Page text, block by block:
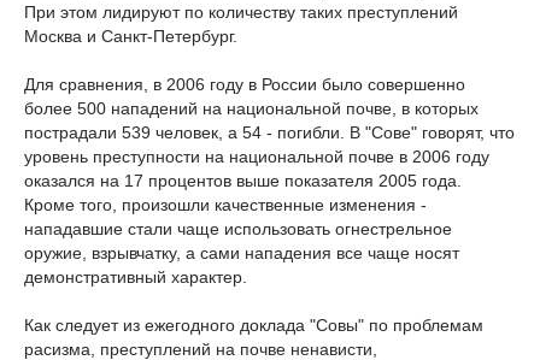
При этом лидируют по количеству таких преступлений
Москва и Санкт-Петербург.
Для сравнения, в 2006 году в России было совершенно
более 500 нападений на национальной почве, в которых
пострадали 539 человек, а 54 - погибли. В "Сове" говорят, что
уровень преступности на национальной почве в 2006 году
оказался на 17 процентов выше показателя 2005 года.
Кроме того, произошли качественные изменения -
нападавшие стали чаще использовать огнестрельное
оружие, взрывчатку, а сами нападения все чаще носят
демонстративный характер.
Как следует из ежегодного доклада "Совы" по проблемам
расизма, преступлений на почве ненависти,